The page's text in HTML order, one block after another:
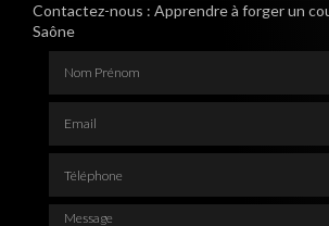
Contactez-nous : Apprendre à forger un
Saône
Message